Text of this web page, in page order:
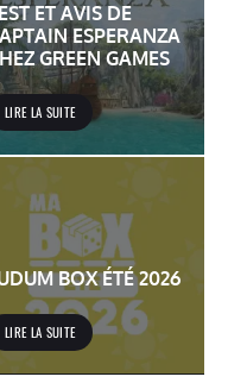
ET AVIS DE
ESPERANZA
GREEN GAMES
LIRE LA SUITE
BOX ÉTÉ 2026
LIRE LA SUITE